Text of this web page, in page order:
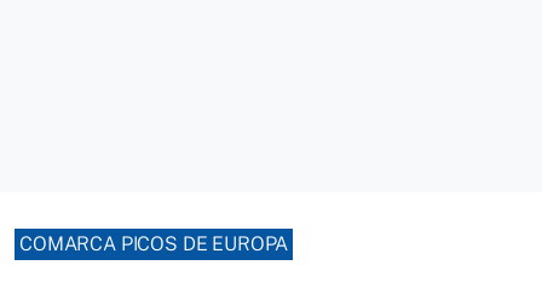
COMARCA PICOS DE EUROPA